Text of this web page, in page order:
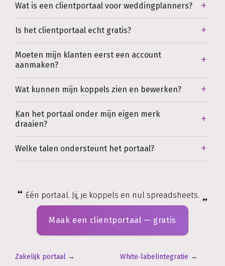
Wat is een clientportaal voor weddingplanners?
Is het clientportaal echt gratis?
Moeten mijn klanten eerst een account
aanmaken?
Wat kunnen mijn koppels zien en bewerken?
Kan het portaal onder mijn eigen merk
draaien?
Welke talen ondersteunt het portaal?
Eén portaal. Jij, je koppels en nul spreadsheets.
Maak een clientportaal — gratis
Zakelijk portaal → White‑labelintegratie →